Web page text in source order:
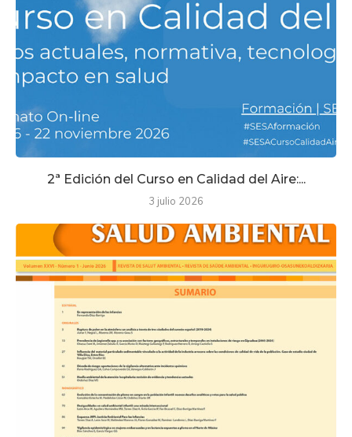
2ª Edición del Curso en Calidad del Aire:...
3 julio 2026